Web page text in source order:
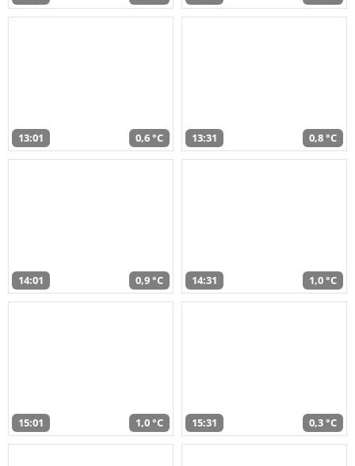
13:01 0,6 °C 13:31 0,8 °C
14:01 0,9 °C 14:31 1,0 °C
15:01 1,0 °C 15:31 0,3 °C